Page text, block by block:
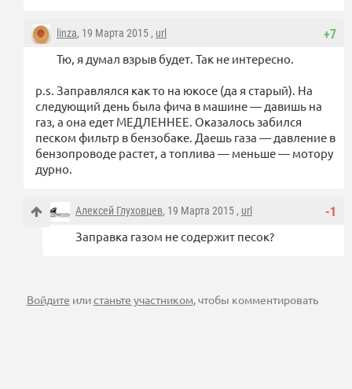
+7
linza, 19 Марта 2015 , url
Тю, я думал взрыв будет. Так не интересно.
p.s. Заправлялся как то на юкосе (да я старый). На
следующий день была фича в машине — давишь на
газ, а она едет МЕДЛЕННЕЕ. Оказалось забился
песком фильтр в бензобаке. Даешь газа — давление в
бензопроводе растет, а топлива — меньше — мотору
дурно.
-1
Алексей Глуховцев, 19 Марта 2015 , url
Заправка газом не содержит песок?
Войдите илистаньте участником, чтобы комментировать